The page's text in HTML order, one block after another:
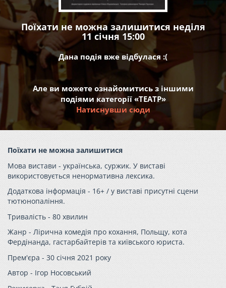
Поїхати не можна залишитися неділя
11 січня 15:00
Дана подія вже відбулася :(
Але ви можете ознайомитись з іншими
подіями категорії «ТЕАТР»
Натиснувши сюди
Поїхати не можна залишитися
Мова вистави - українська, суржик. У виставі
використовується ненормативна лексика.
Додаткова інформація - 16+ / у виставі присутні сцени
тютюнопаління.
Тривалість - 80 хвилин
Жанр - Лірична комедія про кохання, Польщу, кота
Фердінанда, гастарбайтерів та київського юриста.
Прем'єра - 30 cічня 2021 року
Автор - Ігор Носовський